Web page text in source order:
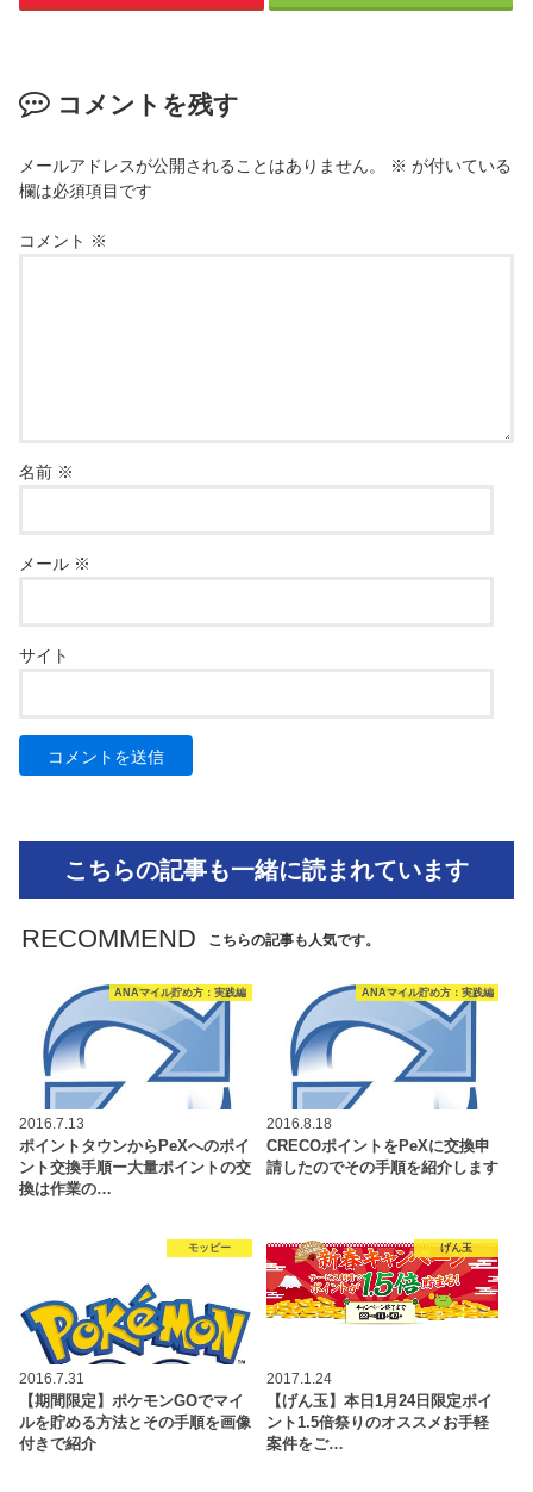
コメントを残す
メールアドレスが公開されることはありません。 ※ が付いている
欄は必須項目です
コメント ※
名前 ※
メール ※
サイト
こちらの記事も一緒に読まれています
RECOMMEND こちらの記事も人気です。
ANAマイル貯め方：実践編
2016.7.13
ポイントタウンからPeXへのポイ
ント交換手順ー大量ポイントの交
換は作業の…
ANAマイル貯め方：実践編
2016.8.18
CRECOポイントをPeXに交換申
請したのでその手順を紹介します
モッピー
2016.7.31
【期間限定】ポケモンGOでマイ
ルを貯める方法とその手順を画像
付きで紹介
げん玉
2017.1.24
【げん玉】本日1月24日限定ポイ
ント1.5倍祭りのオススメお手軽
案件をご…